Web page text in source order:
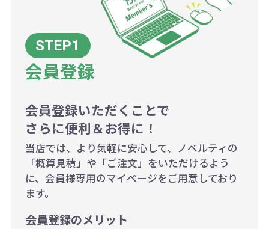
例：200個未満（1式：18,000円）
200個~499個の場合：42円（1個
当たり）
500個~999個の場合：35円（1個
1,000個以上：28円（1個当た
り）
会員登録
会員登録いただくことで
さらに便利＆お得に！
当店では、より気軽に安心して、ノベルティの
「概算見積」や「ご注文」をいただけるよう
に、会員様専用のマイページをご用意しており
ます。
会員登録のメリット